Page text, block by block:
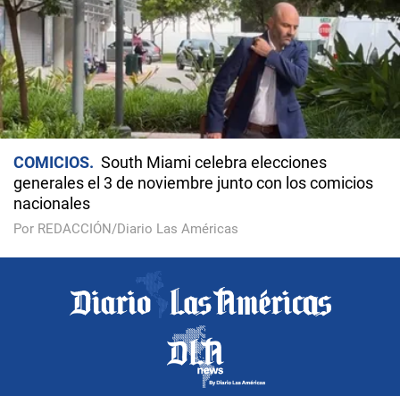
COMICIOS
South Miami celebra elecciones
generales el 3 de noviembre junto con los comicios
nacionales
Por REDACCIÓN/Diario Las Américas